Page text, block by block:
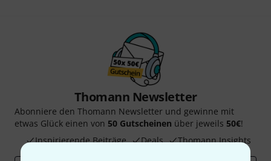
Thomann Newsletter
Abonniere den Thomann Newsletter und gewinne mit
etwas Glück einen von 50 Gutscheinen über jeweils 50€!
Inspirierende Beiträge
Deals Thomann Insights